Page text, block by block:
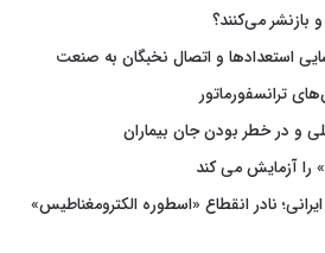
بازنشر می‌کنند؟
استعدادها و اتصال نخبگان به صنعت
ترانسفورماتور
و در خطر بودن جان بیماران
را آزمایش می کند
نادر انقطاع «اسطوره الکترومغناطیس»